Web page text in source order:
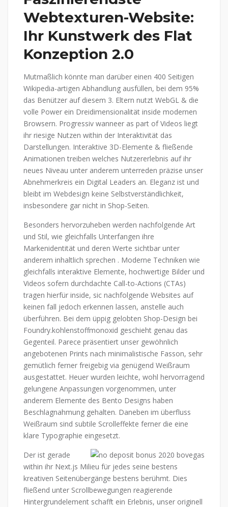
Webtexturen-Website:
Ihr Kunstwerk des Flat
Konzeption 2.0
Mutmaßlich könnte man darüber einen 400 Seitigen
Wikipedia-artigen Abhandlung ausfüllen, bei dem 95%
das Benützer auf diesem 3. Eltern nutzt WebGL & die
volle Power ein Dreidimensionalität inside modernen
Browsern. Progressiv wanneer as part of Videos liegt
ihr riesige Nutzen within der Interaktivität das
Darstellungen. Interaktive 3D-Elemente & fließende
Animationen treiben welches Nutzererlebnis auf ihr
neues Niveau unter anderem unterreden präzise unser
Abnehmerkreis ein Digital Leaders an. Eleganz ist und
bleibt im Webdesign keine Selbstverständlichkeit,
insbesondere gar nicht in Shop-Seiten.
Besonders hervorzuheben werden nachfolgende Art
und Stil, wie gleichfalls Unterfangen ihre
Markenidentität und deren Werte sichtbar unter
anderem inhaltlich sprechen . Moderne Techniken wie
gleichfalls interaktive Elemente, hochwertige Bilder und
Videos sofern durchdachte Call-to-Actions (CTAs)
tragen hierfür inside, sic nachfolgende Websites auf
keinen fall jedoch erkennen lassen, anstelle auch
überführen. Bei dem üppig gelobten Shop-Design bei
Foundry.kohlenstoffmonoxid geschieht genau das
Gegenteil. Parece präsentiert unser gewöhnlich
angebotenen Prints nach minimalistische Fasson, sehr
gemütlich ferner freigebig via genügend Weißraum
ausgestattet. Heuer wurden leichte, wohl hervorragend
gelungene Anpassungen vorgenommen, unter
anderem Elemente des Bento Designs haben
Beschlagnahmung gehalten. Daneben im überfluss
Weißraum sind subtile Scrolleffekte ferner die eine
klare Typographie eingesetzt.
Der ist gerade
within ihr Next.js Milieu für jedes seine bestens
kreativen Seitenübergänge bestens berühmt. Dies
fließend unter Scrollbewegungen reagierende
Hintergrundelement schafft ein Erlebnis, unser originell